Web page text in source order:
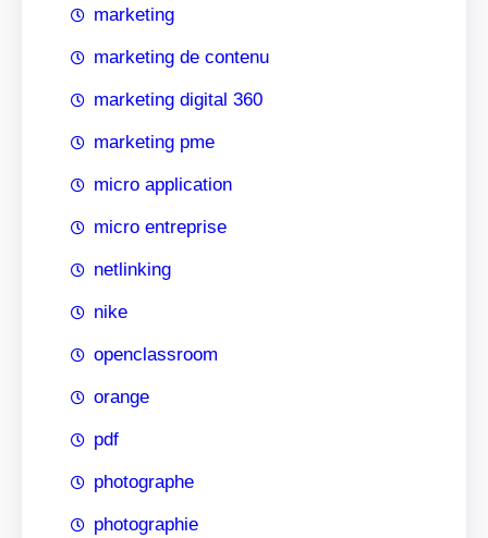
marketing
marketing de contenu
marketing digital 360
marketing pme
micro application
micro entreprise
netlinking
nike
openclassroom
orange
pdf
photographe
photographie